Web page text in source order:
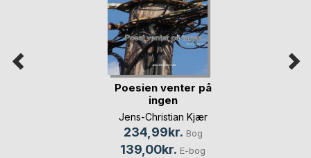
Poesien venter på
ingen
Jens-Christian Kjær
234,99kr. Bog
139,00kr. E-bog